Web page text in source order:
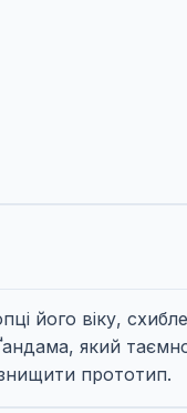
його віку,
який
прототип.